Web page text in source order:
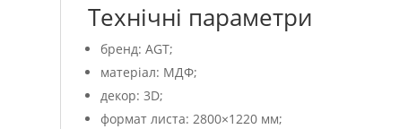
Технічні параметри
бренд: AGT;
матеріал: МДФ;
декор: 3D;
формат листа: 2800×1220 мм;